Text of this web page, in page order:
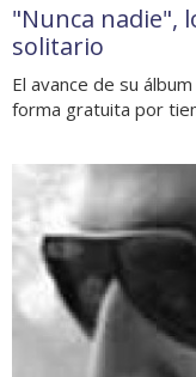
"Nunca nadie",
solitario
El avance de su
forma gratuita por